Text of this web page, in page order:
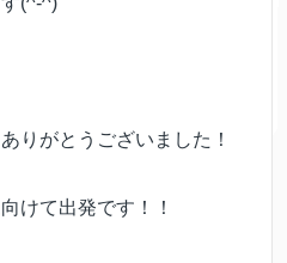
りがとうございました！
けて出発です！！